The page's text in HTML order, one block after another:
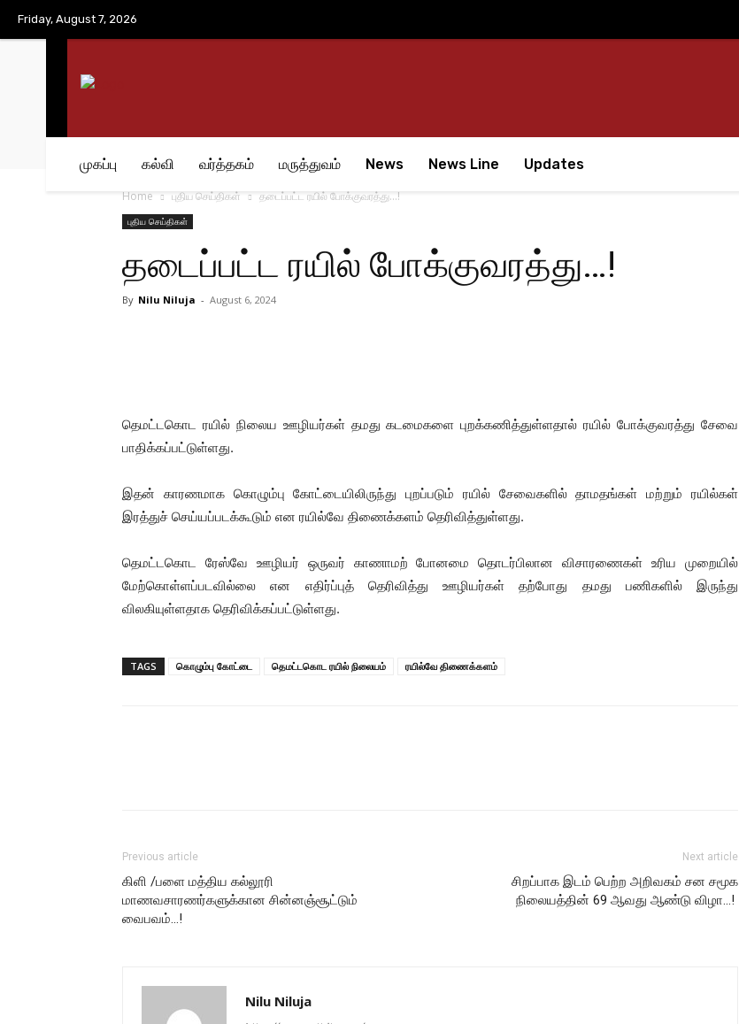
Friday, August 7, 2026
முகப்பு கல்வி வர்த்தகம் மருத்துவம் News News Line Updates
Home புதிய செய்திகள் தடைப்பட்ட ரயில் போக்குவரத்து…!
புதிய செய்திகள்
தடைப்பட்ட ரயில் போக்குவரத்து…!
By Nilu Niluja - August 6, 2024
தெமட்டகொட ரயில் நிலைய ஊழியர்கள் தமது கடமைகளை புறக்கணித்துள்ளதால் ரயில் போக்குவரத்து சேவை
பாதிக்கப்பட்டுள்ளது.
இதன் காரணமாக கொழும்பு கோட்டையிலிருந்து புறப்படும் ரயில் சேவைகளில் தாமதங்கள் மற்றும் ரயில்கள்
இரத்துச் செய்யப்படக்கூடும் என ரயில்வே திணைக்களம் தெரிவித்துள்ளது.
தெமட்டகொட ரேஸ்வே ஊழியர் ஒருவர் காணாமற் போனமை தொடர்பிலான விசாரணைகள் உரிய முறையில்
மேற்கொள்ளப்படவில்லை என எதிர்ப்புத் தெரிவித்து ஊழியர்கள் தற்போது தமது பணிகளில் இருந்து
விலகியுள்ளதாக தெரிவிக்கப்பட்டுள்ளது.
TAGS கொழும்பு கோட்டை தெமட்டகொட ரயில் நிலையம் ரயில்வே திணைக்களம்
Previous article
கிளி /பளை மத்திய கல்லூரி
மாணவசாரணர்களுக்கான சின்னஞ்சூட்டும்
வைபவம்…!
Next article
சிறப்பாக இடம் பெற்ற அறிவகம் சன சமூக
நிலையத்தின் 69 ஆவது ஆண்டு விழா…!
Nilu Niluja